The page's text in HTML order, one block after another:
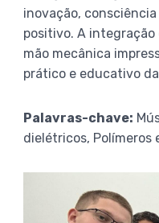
inovação,
positivo. A
mão mecânica
prático e educativo
Palavras-chave:
dielétricos, Polímeros